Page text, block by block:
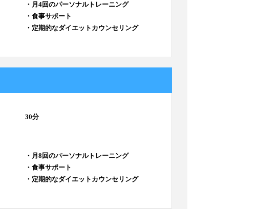
・月4回のパーソナルトレーニング
・食事サポート
・定期的なダイエットカウンセリング
30分
・月8回のパーソナルトレーニング
・食事サポート
・定期的なダイエットカウンセリング